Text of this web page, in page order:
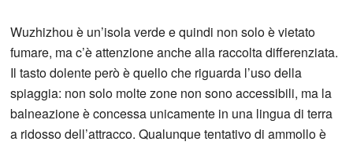
Wuzhizhou è un’isola verde e quindi non solo è vietato
fumare, ma c’è attenzione anche alla raccolta differenziata.
Il tasto dolente però è quello che riguarda l’uso della
spiaggia: non solo molte zone non sono accessibili, ma la
balneazione è concessa unicamente in una lingua di terra
a ridosso dell’attracco. Qualunque tentativo di ammollo è